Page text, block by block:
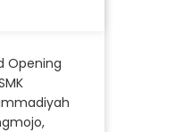
Opening